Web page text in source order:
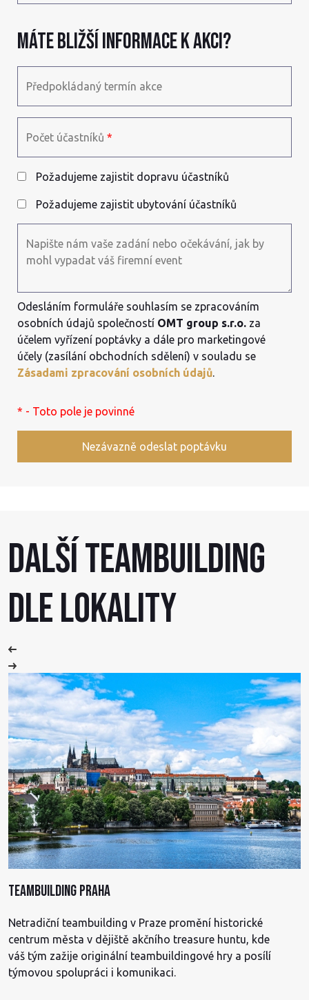
Máte bližší informace k akci?
Předpokládaný termín akce
Počet účastníků *
Požadujeme zajistit dopravu účastníků
Požadujeme zajistit ubytování účastníků
Napište nám vaše zadání nebo očekávání, jak by
mohl vypadat váš firemní event
Odesláním formuláře souhlasím se zpracováním
osobních údajů společností OMT group s.r.o. za
účelem vyřízení poptávky a dále pro marketingové
účely (zasílání obchodních sdělení) v souladu se
Zásadami zpracování osobních údajů.
* - Toto pole je povinné
Nezávazně odeslat poptávku
Další Teambuilding
dle lokality
Teambuilding Praha
Netradiční teambuilding v Praze promění historické
centrum města v dějiště akčního treasure huntu, kde
váš tým zažije originální teambuildingové hry a posílí
týmovou spolupráci i komunikaci.